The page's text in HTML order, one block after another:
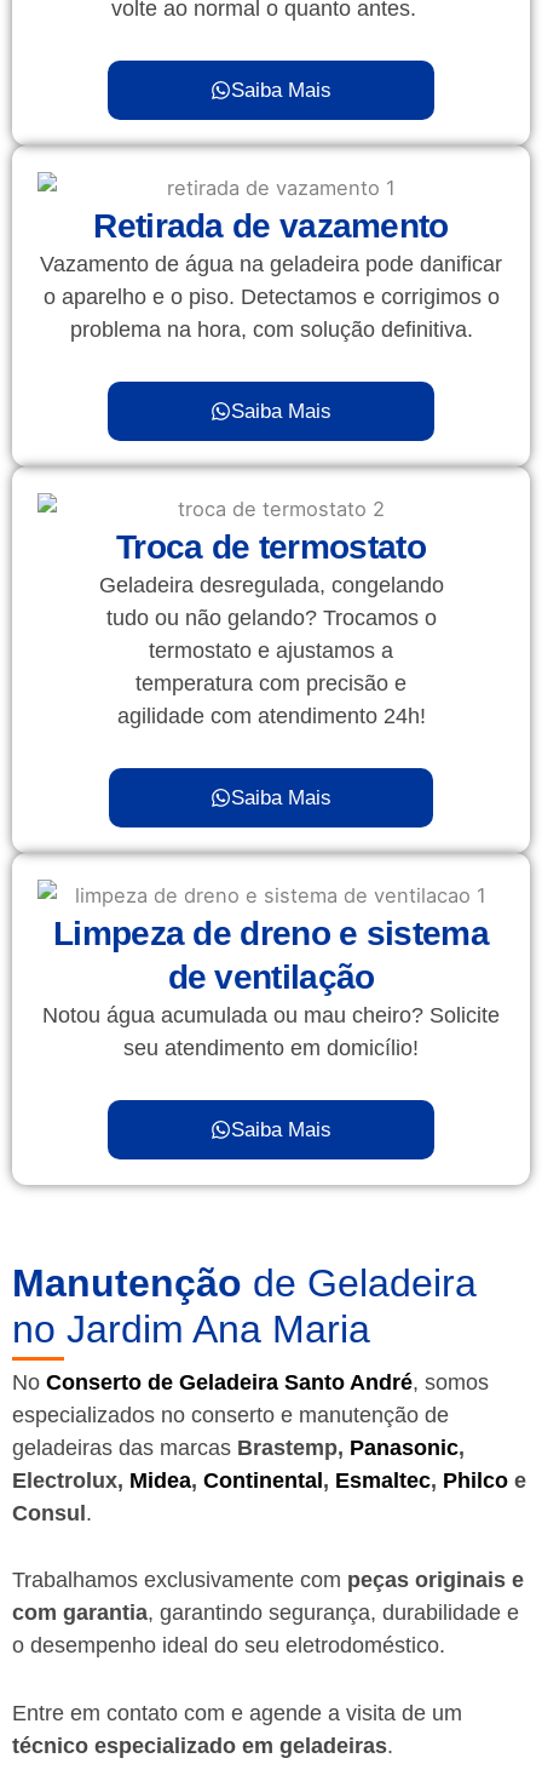
volte ao normal o quanto antes.
Saiba Mais
Retirada de vazamento
Vazamento de água na geladeira pode danificar
o aparelho e o piso. Detectamos e corrigimos o
problema na hora, com solução definitiva.
Saiba Mais
Troca de termostato
Geladeira desregulada, congelando
tudo ou não gelando? Trocamos o
termostato e ajustamos a
temperatura com precisão e
agilidade com atendimento 24h!
Saiba Mais
Limpeza de dreno e sistema
de ventilação
Notou água acumulada ou mau cheiro? Solicite
seu atendimento em domicílio!
Saiba Mais
Manutenção de Geladeira
no Jardim Ana Maria
No Conserto de Geladeira Santo André, somos
especializados no conserto e manutenção de
geladeiras das marcas Brastemp, Panasonic,
Electrolux, Midea, Continental, Esmaltec, Philco e
Consul.
Trabalhamos exclusivamente com peças originais e
com garantia, garantindo segurança, durabilidade e
o desempenho ideal do seu eletrodoméstico.
Entre em contato com e agende a visita de um
técnico especializado em geladeiras.